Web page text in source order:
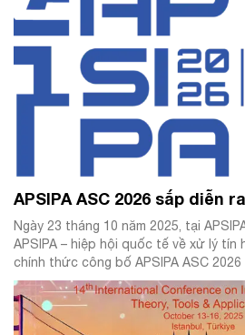
Nhân […]
APSIPA ASC 2026 sắp diễn
Ngày 23 tháng 10 năm 2025, tại
APSIPA – hiệp hội quốc tế về xử lý tín
chính thức công bố APSIPA ASC
ngày 09–12/11/2026 tại Trung tâm
Convention Center – NCC, Mỹ Đình,